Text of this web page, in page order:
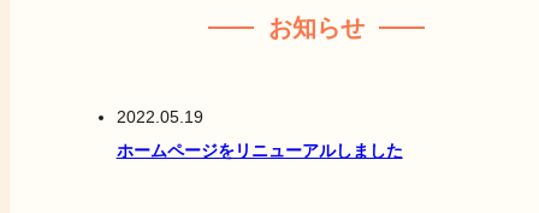
お知らせ
2022.05.19
ホームページをリニューアルしました